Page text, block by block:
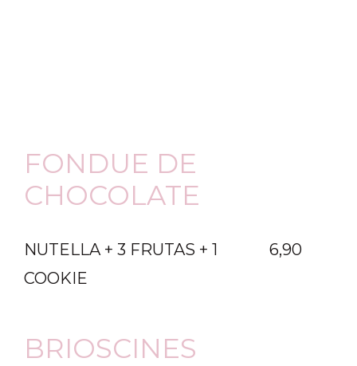
FONDUE DE
CHOCOLATE
NUTELLA + 3 FRUTAS + 1
COOKIE
6,90
BRIOSCINES